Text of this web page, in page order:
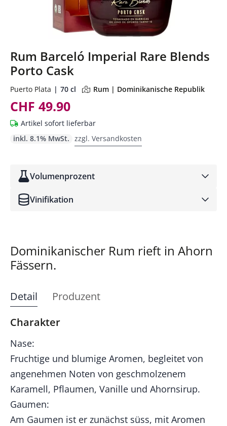
Rum Barceló Imperial Rare Blends
Porto Cask
Puerto Plata 70 cl Rum | Dominikanische Republik
CHF 49.90
Artikel sofort lieferbar
inkl. 8.1% MwSt. zzgl. Versandkosten
Volumenprozent
Vinifikation
Dominikanischer Rum rieft in Ahorn
Fässern.
Detail
Produzent
Charakter
Nase:
Fruchtige und blumige Aromen, begleitet von
angenehmen Noten von geschmolzenem
Karamell, Pflaumen, Vanille und Ahornsirup.
Gaumen:
Am Gaumen ist er zunächst süss, mit Aromen